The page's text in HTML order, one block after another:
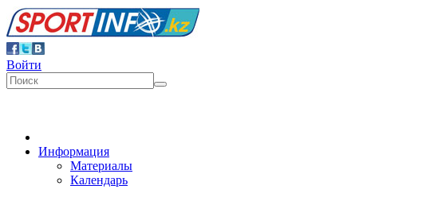
Войти
Информация
Материалы
Календарь